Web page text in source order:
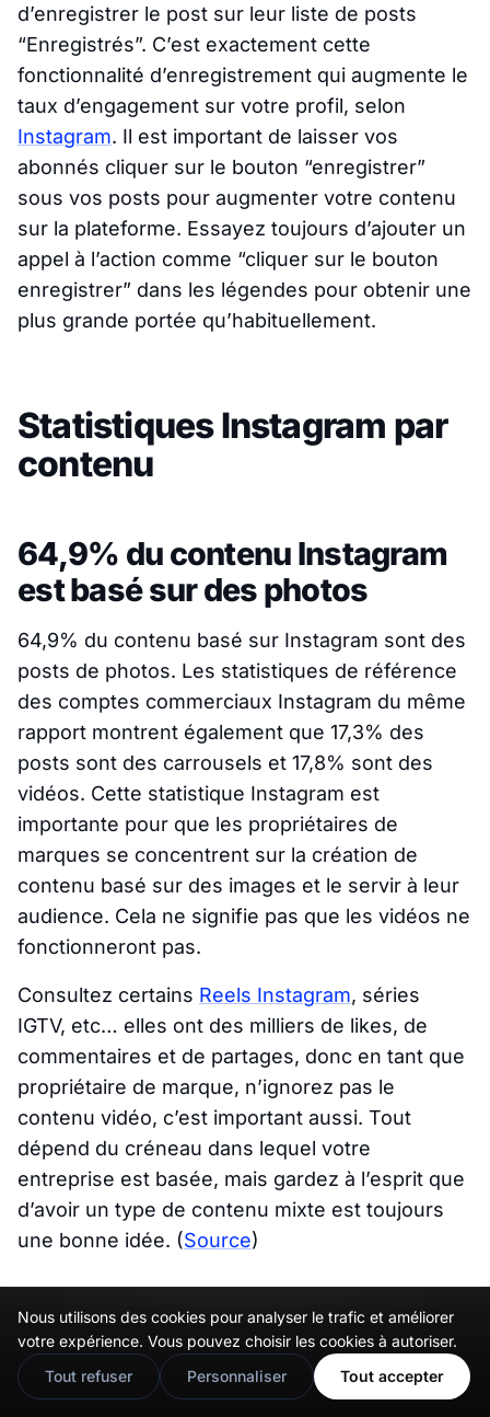
d’enregistrer le post sur leur liste de posts
“Enregistrés”. C’est exactement cette
fonctionnalité d’enregistrement qui augmente le
taux d’engagement sur votre profil, selon
Instagram. Il est important de laisser vos
abonnés cliquer sur le bouton “enregistrer”
sous vos posts pour augmenter votre contenu
sur la plateforme. Essayez toujours d’ajouter un
appel à l’action comme “cliquer sur le bouton
enregistrer” dans les légendes pour obtenir une
plus grande portée qu’habituellement.
Statistiques Instagram par
contenu
64,9% du contenu Instagram
est basé sur des photos
64,9% du contenu basé sur Instagram sont des
posts de photos. Les statistiques de référence
des comptes commerciaux Instagram du même
rapport montrent également que 17,3% des
posts sont des carrousels et 17,8% sont des
vidéos. Cette statistique Instagram est
importante pour que les propriétaires de
marques se concentrent sur la création de
contenu basé sur des images et le servir à leur
audience. Cela ne signifie pas que les vidéos ne
fonctionneront pas.
Consultez certains Reels Instagram, séries
IGTV, etc… elles ont des milliers de likes, de
commentaires et de partages, donc en tant que
propriétaire de marque, n’ignorez pas le
contenu vidéo, c’est important aussi. Tout
dépend du créneau dans lequel votre
entreprise est basée, mais gardez à l’esprit que
d’avoir un type de contenu mixte est toujours
une bonne idée. (Source)
Les histoires Instagram sont
préférées par 42% des
utilisateurs Instagram.
Nous utilisons des cookies pour analyser le trafic et améliorer
votre expérience. Vous pouvez choisir les cookies à autoriser.
Tout refuser
Personnaliser Tout accepter
🇬🇧Would you prefer this site in English?
View in English